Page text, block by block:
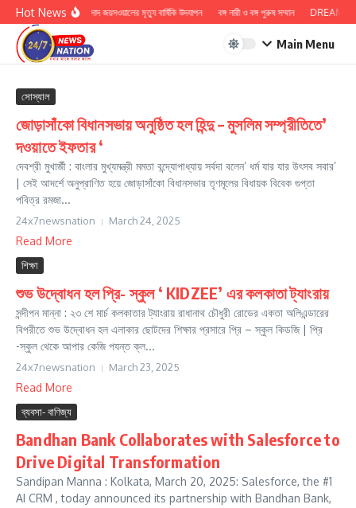
Skip to content
Hot Newsডঃ কাশী প্রসাদ জয়সওয়ালের মৃত্যু বার্ষিকি উদযাপন বঙ্গ নারী ও বঙ্গ পুরুষ সম্মান DREAM
Main Menu
সোস্যাল
জোড়াসাঁকো বিধানসভায় অনুষ্ঠিত হল হিন্দু – মুসলিম সম্প্রীতিতে’
দওয়াতে ইফতার ‘
দেবশ্রী মুখার্জী : বাংলার মুখ্যমন্ত্রী মমতা বন্দ্যোপাধ্যায় সর্বদা বলেন’ ধর্ম যার যার উৎসব সবার’
| সেই আদর্শে অনুপ্রাণিত হয়ে জোড়াসাঁকো বিধানসভার তৃণমূলের বিধায়ক বিবেক গুপ্তা
পবিত্র রমজা...
24x7newsnation March 24, 2025
Read More
শিক্ষা
শুভ উদ্বোধন হল প্রি- স্কুল ‘ KIDZEE’ এর কলকাতা ট্যাংরায়
সন্দীপন মান্না : ২৩ শে মার্চ কলকাতার ট্যাংরায় রাধানাথ চৌধুরী রোডের একতা অলিএন্ডারের
বিপরীতে শুভ উদ্বোধন হল এলাকার ছোটদের শিক্ষার প্রসারে প্রি – স্কুল কিডজি | প্রি
-স্কুল থেকে আপার কেজি পযন্ত ক্ল...
24x7newsnation March 23, 2025
Read More
ব্যবসা- বাণিজ্য
Bandhan Bank Collaborates with Salesforce to
Drive Digital Transformation
Sandipan Manna : Kolkata, March 20, 2025: Salesforce, the #1
AI CRM , today announced its partnership with Bandhan Bank,